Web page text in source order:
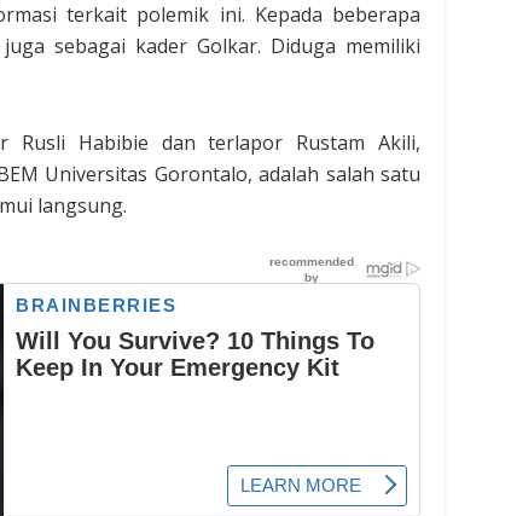
terkait polemik ini. Kepada beberapa
sebagai kader Golkar. Diduga memiliki
Rusli Habibie dan terlapor Rustam Akili,
Universitas Gorontalo, adalah salah satu
langsung.